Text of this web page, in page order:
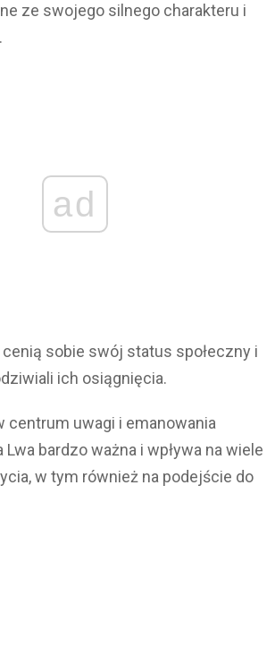
ze swojego silnego charakteru i
ad
sobie swój status społeczny i
ich osiągnięcia.
centrum uwagi i emanowania
bardzo ważna i wpływa na wiele
w tym również na podejście do